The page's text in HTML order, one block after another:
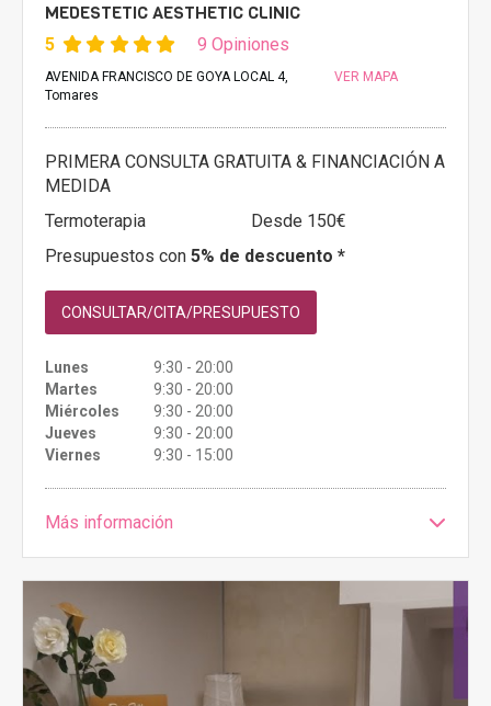
MEDESTETIC AESTHETIC CLINIC
5 9 Opiniones
AVENIDA FRANCISCO DE GOYA LOCAL 4,
Tomares
VER MAPA
PRIMERA CONSULTA GRATUITA & FINANCIACIÓN A
MEDIDA
Termoterapia
Desde 150€
Presupuestos con 5% de descuento *
CONSULTAR/CITA/PRESUPUESTO
Lunes
9:30 - 20:00
Martes
9:30 - 20:00
Miércoles
9:30 - 20:00
Jueves
9:30 - 20:00
Viernes
9:30 - 15:00
Más información